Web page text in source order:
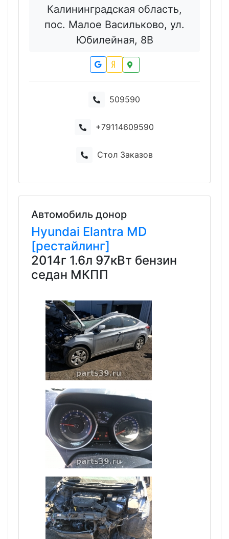
Калининградская область,
пос. Малое Васильково, ул.
Юбилейная, 8В
509590
+79114609590
Стол Заказов
Автомобиль донор
Hyundai Elantra MD
[рестайлинг]
2014г 1.6л 97кВт бензин
седан МКПП